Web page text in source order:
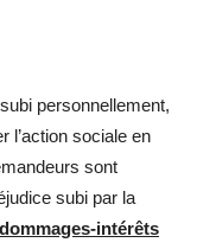
personnellement,
l’action sociale en
sont
subi par la
intérêts